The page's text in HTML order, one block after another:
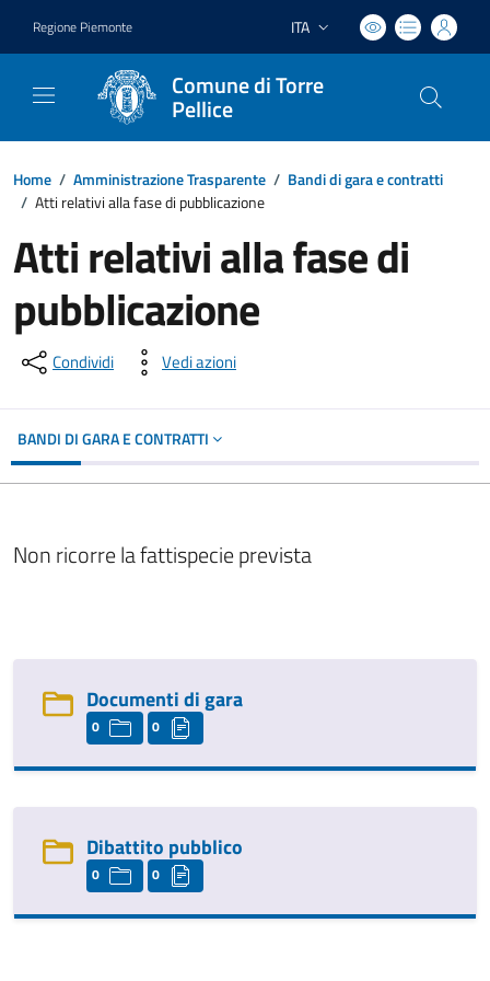
Regione Piemonte Lingua attiva:
ITA
Comune di Torre
Pellice
Home / Amministrazione Trasparente / Bandi di gara e contratti
/ Atti relativi alla fase di pubblicazione
Atti relativi alla fase di
pubblicazione
Condividi Vedi azioni
BANDI DI GARA E CONTRATTI
Non ricorre la fattispecie prevista
Documenti di gara
0 0
Dibattito pubblico
0 0